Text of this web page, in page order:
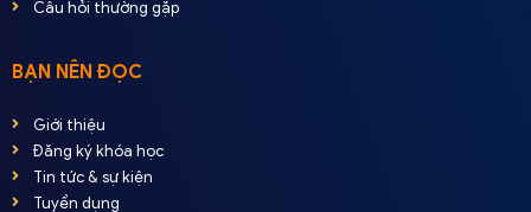
Câu hỏi thường gặp
BẠN NÊN ĐỌC
Giới thiệu
Đăng ký khóa học
Tin tức & sự kiện
Tuyển dụng